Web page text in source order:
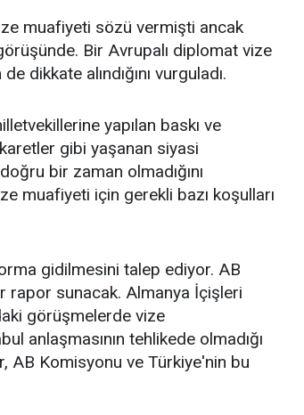
muafiyeti sözü vermişti ancak
Bir Avrupalı diplomat vize
dikkate alındığını vurguladı.
yapılan baskı ve
gibi yaşanan siyasi
bir zaman olmadığını
muafiyeti için gerekli bazı koşulları
gidilmesini talep ediyor. AB
rapor sunacak. Almanya İçişleri
görüşmelerde vize
anlaşmasının tehlikede olmadığı
AB Komisyonu ve Türkiye'nin bu